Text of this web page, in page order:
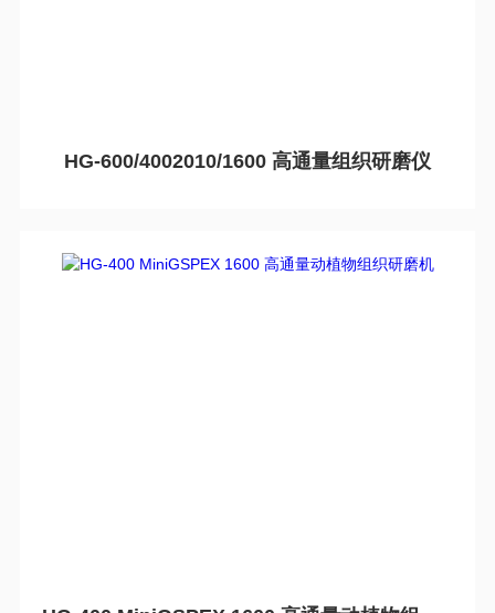
HG-600/4002010/1600 高通量组织研磨仪